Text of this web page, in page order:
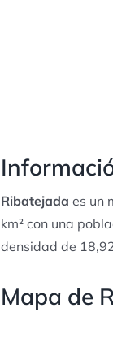
Ribatejada es un
km² con una
densidad de
Mapa de